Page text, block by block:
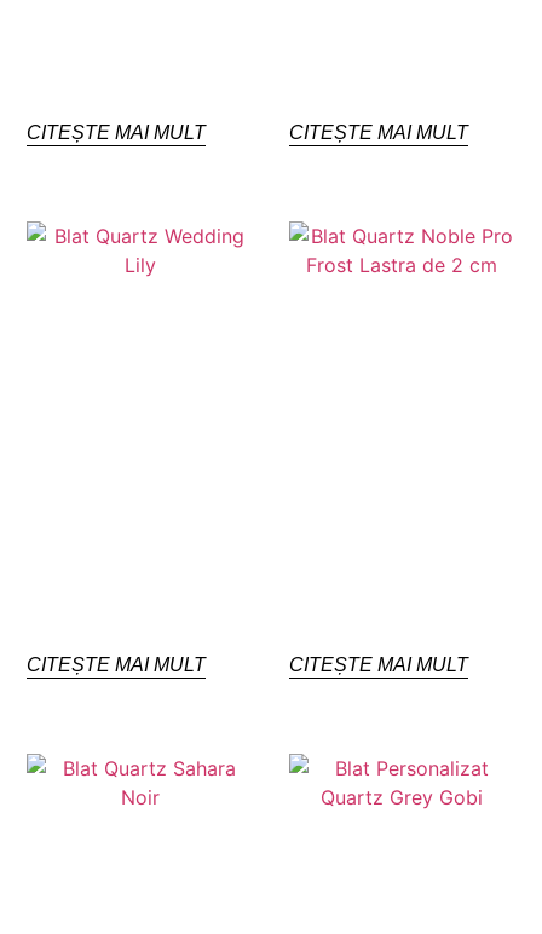
CITEȘTE MAI MULT CITEȘTE MAI MULT
CITEȘTE MAI MULT CITEȘTE MAI MULT